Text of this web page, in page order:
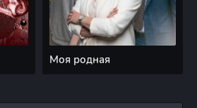
Моя родная